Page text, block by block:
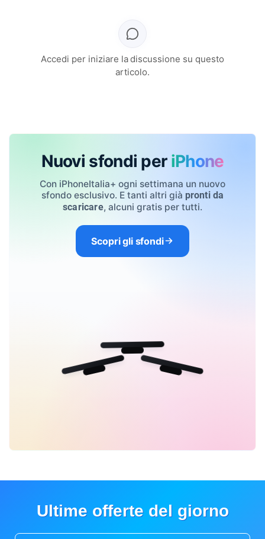
Accedi per iniziare la discussione su questo
articolo.
Nuovi sfondi per iPhone
Con iPhoneItalia+ ogni settimana un nuovo
sfondo esclusivo. E tanti altri già pronti da
scaricare, alcuni gratis per tutti.
Scopri gli sfondi
Ultime offerte del giorno